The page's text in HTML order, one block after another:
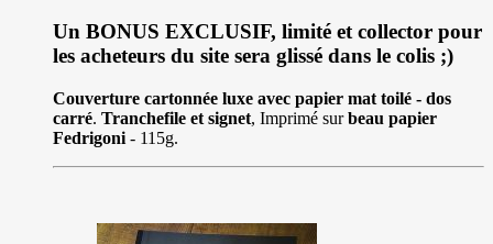
Un BONUS EXCLUSIF, limité et collector pour
les acheteurs du site sera glissé dans le colis ;)
Couverture cartonnée luxe avec papier mat toilé - dos
carré. Tranchefile et signet, Imprimé surbeau papier
Fedrigoni - 115g.